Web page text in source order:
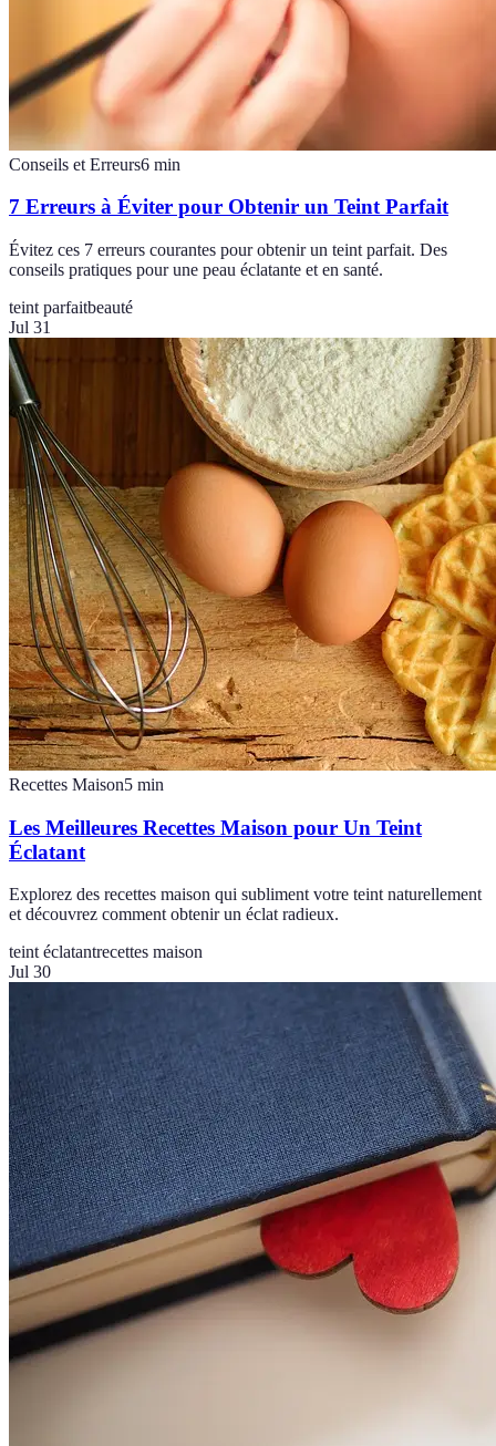
Conseils et Erreurs6 min
7 Erreurs à Éviter pour Obtenir un Teint Parfait
Évitez ces 7 erreurs courantes pour obtenir un teint parfait. Des
conseils pratiques pour une peau éclatante et en santé.
teint parfaitbeauté
Jul 31
Recettes Maison5 min
Les Meilleures Recettes Maison pour Un Teint
Éclatant
Explorez des recettes maison qui subliment votre teint naturellement
et découvrez comment obtenir un éclat radieux.
teint éclatantrecettes maison
Jul 30